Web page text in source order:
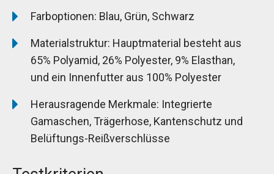
Farboptionen: Blau, Grün, Schwarz
Materialstruktur: Hauptmaterial besteht aus
65% Polyamid, 26% Polyester, 9% Elasthan,
und ein Innenfutter aus 100% Polyester
Herausragende Merkmale: Integrierte
Gamaschen, Trägerhose, Kantenschutz und
Belüftungs-Reißverschlüsse